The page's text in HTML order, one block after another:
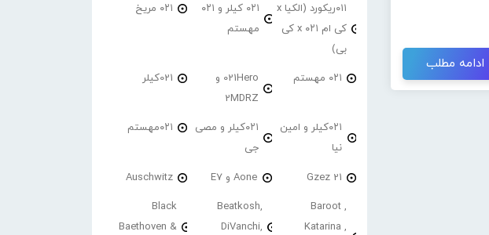
ادامه مطلب
۰۱۱ریکورد (الکیا x
کی ام ۰۲۱ x کی
بی)
۰۲۱ کیلر و ۰۲۱
مهستم
۰۲۱ مریخ
۰۲۱ مهستم
021Hero و
2MDRZ
021کیلر
۰۲۱کیلر و امین
نیا
۰۲۱کیلر و مصی
جی
۰۲۱مهستم
21 Gzez Aone و E7 Auschwitz
Baroot ,
Katarina ,
Beatkosh,
DiVanchi,
Black
Baethoven &